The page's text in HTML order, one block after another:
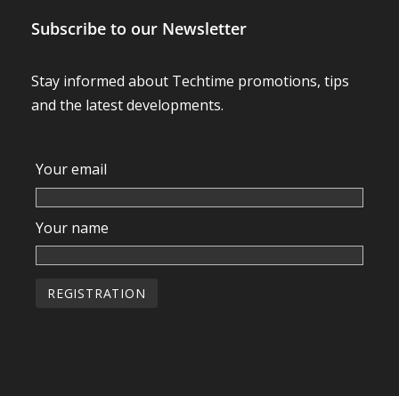
Subscribe to our Newsletter
Stay informed about Techtime promotions, tips
and the latest developments.
Your email
Your name